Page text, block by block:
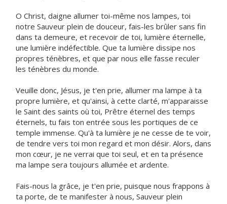
O Christ, daigne allumer toi-même nos lampes, toi
notre Sauveur plein de douceur, fais-les brûler sans fin
dans ta demeure, et recevoir de toi, lumière éternelle,
une lumière indéfectible. Que ta lumière dissipe nos
propres ténèbres, et que par nous elle fasse reculer
les ténèbres du monde.
Veuille donc, Jésus, je t'en prie, allumer ma lampe à ta
propre lumière, et qu'ainsi, à cette clarté, m'apparaisse
le Saint des saints où toi, Prêtre éternel des temps
éternels, tu fais ton entrée sous les portiques de ce
temple immense. Qu'à ta lumière je ne cesse de te voir,
de tendre vers toi mon regard et mon désir. Alors, dans
mon cœur, je ne verrai que toi seul, et en ta présence
ma lampe sera toujours allumée et ardente.
Fais-nous la grâce, je t'en prie, puisque nous frappons à
ta porte, de te manifester à nous, Sauveur plein